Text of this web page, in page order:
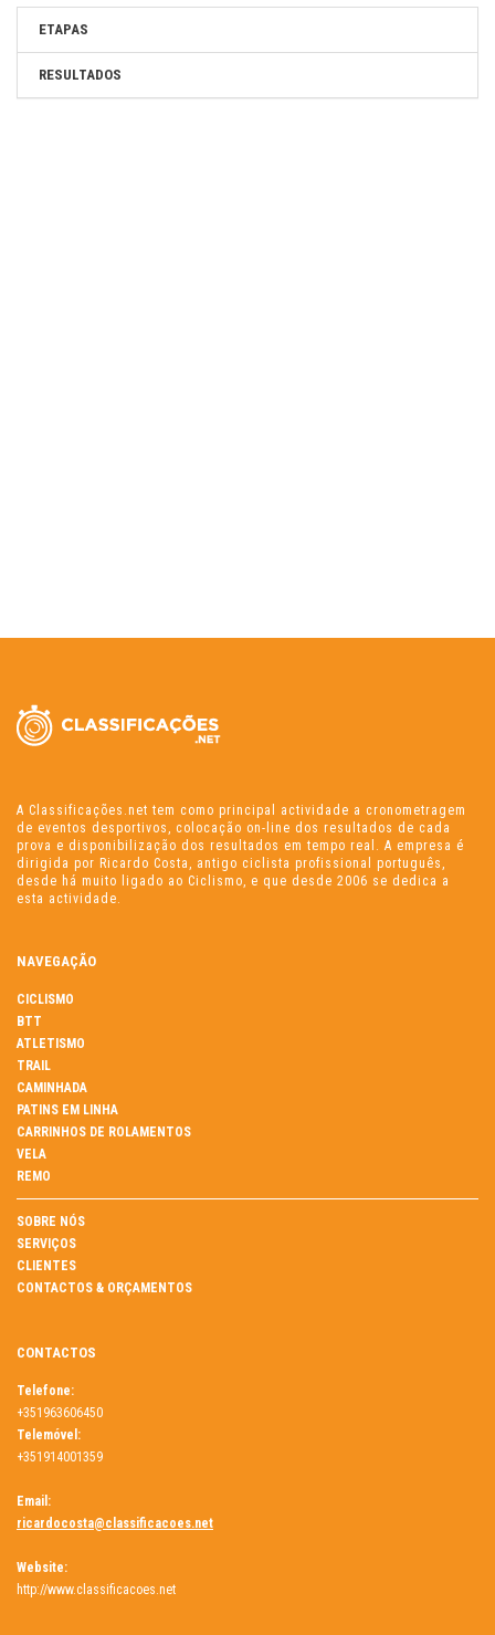
ETAPAS
RESULTADOS
A Classificações.net tem como principal actividade a cronometragem
de eventos desportivos, colocação on-line dos resultados de cada
prova e disponibilização dos resultados em tempo real. A empresa é
dirigida por Ricardo Costa, antigo ciclista profissional português,
desde há muito ligado ao Ciclismo, e que desde 2006 se dedica a
esta actividade.
NAVEGAÇÃO
CICLISMO
BTT
ATLETISMO
TRAIL
CAMINHADA
PATINS EM LINHA
CARRINHOS DE ROLAMENTOS
VELA
REMO
SOBRE NÓS
SERVIÇOS
CLIENTES
CONTACTOS & ORÇAMENTOS
CONTACTOS
Telefone:
+351963606450
Telemóvel:
+351914001359
Email:
ricardocosta@classificacoes.net
Website:
http://www.classificacoes.net